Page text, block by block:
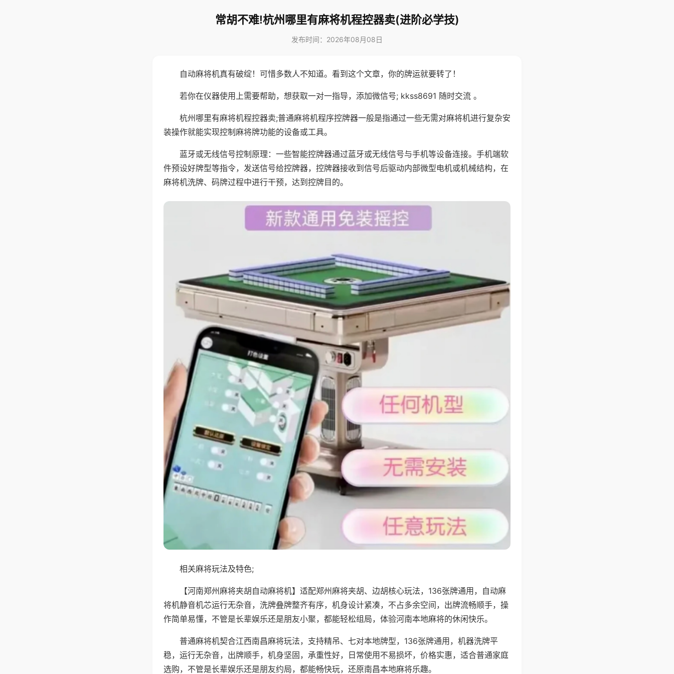
常胡不难!杭州哪里有麻将机程控器卖(进阶必学技)
发布时间：2026年08月08日
自动麻将机真有破绽！可惜多数人不知道。看到这个文章，你的牌运就要转了！
若你在仪器使用上需要帮助，想获取一对一指导，添加微信号; kkss8691 随时交流 。
杭州哪里有麻将机程控器卖;普通麻将机程序控牌器一般是指通过一些无需对麻将机进行复杂安
装操作就能实现控制麻将牌功能的设备或工具。
蓝牙或无线信号控制原理：一些智能控牌器通过蓝牙或无线信号与手机等设备连接。手机端软
件预设好牌型等指令，发送信号给控牌器，控牌器接收到信号后驱动内部微型电机或机械结构，在
麻将机洗牌、码牌过程中进行干预，达到控牌目的。
相关麻将玩法及特色;
【河南郑州麻将夹胡自动麻将机】适配郑州麻将夹胡、边胡核心玩法，136张牌通用，自动麻
将机静音机芯运行无杂音，洗牌叠牌整齐有序，机身设计紧凑，不占多余空间，出牌流畅顺手，操
作简单易懂，不管是长辈娱乐还是朋友小聚，都能轻松组局，体验河南本地麻将的休闲快乐。
普通麻将机契合江西南昌麻将玩法，支持精吊、七对本地牌型，136张牌通用，机器洗牌平
稳，运行无杂音，出牌顺手，机身坚固，承重性好，日常使用不易损坏，价格实惠，适合普通家庭
选购，不管是长辈娱乐还是朋友约局，都能畅快玩，还原南昌本地麻将乐趣。